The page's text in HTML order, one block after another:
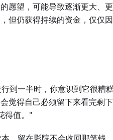
愿望，可能导致逐渐更大、
但仍获得持续的资金，仅仅
到一半时，你意识到它很糟
觉得自己必须留下来看完剩
得值。"